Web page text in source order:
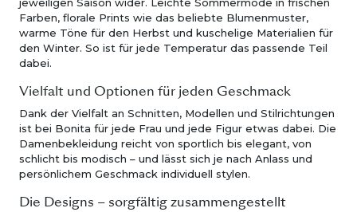
Farben, florale Prints wie das beliebte Blumenmuster,
warme Töne für den Herbst und kuschelige Materialien für
den Winter. So ist für jede Temperatur das passende Teil
dabei.
Vielfalt und Optionen für jeden Geschmack
Dank der Vielfalt an Schnitten, Modellen und Stilrichtungen
ist bei Bonita für jede Frau und jede Figur etwas dabei. Die
Damenbekleidung reicht von sportlich bis elegant, von
schlicht bis modisch – und lässt sich je nach Anlass und
persönlichem Geschmack individuell stylen.
Die Designs – sorgfältig zusammengestellt